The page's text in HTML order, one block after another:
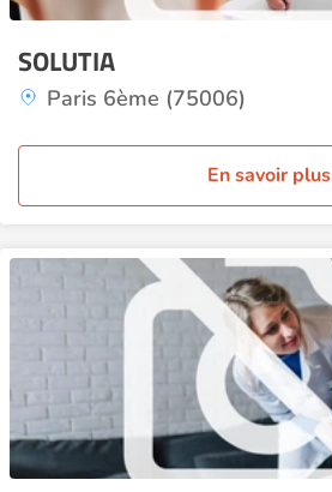
SOLUTIA
Paris 6ème (75006)
En savoir plus